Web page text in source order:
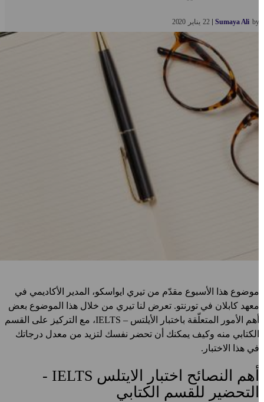
by
Sumaya Ali
22 يناير 2020
موضوع هذا الأسبوع مقدّم من تيري ايواسكو، المدير الأكاديمي في
معهد كابلان في تورنتو. تعرض لنا تيري من خلال هذا الموضوع بعض
أهم الأمور المتعلّقة باختبار الأيلتس – IELTS، مع التركيز على القسم
الكتابي منه وكيف يمكنك أن تحضر نفسك لتزيد من معدل درجاتك
في هذا الاختبار.
أهم النصائح اختبار الايتلس IELTS -
التحضير للقسم الكتابي